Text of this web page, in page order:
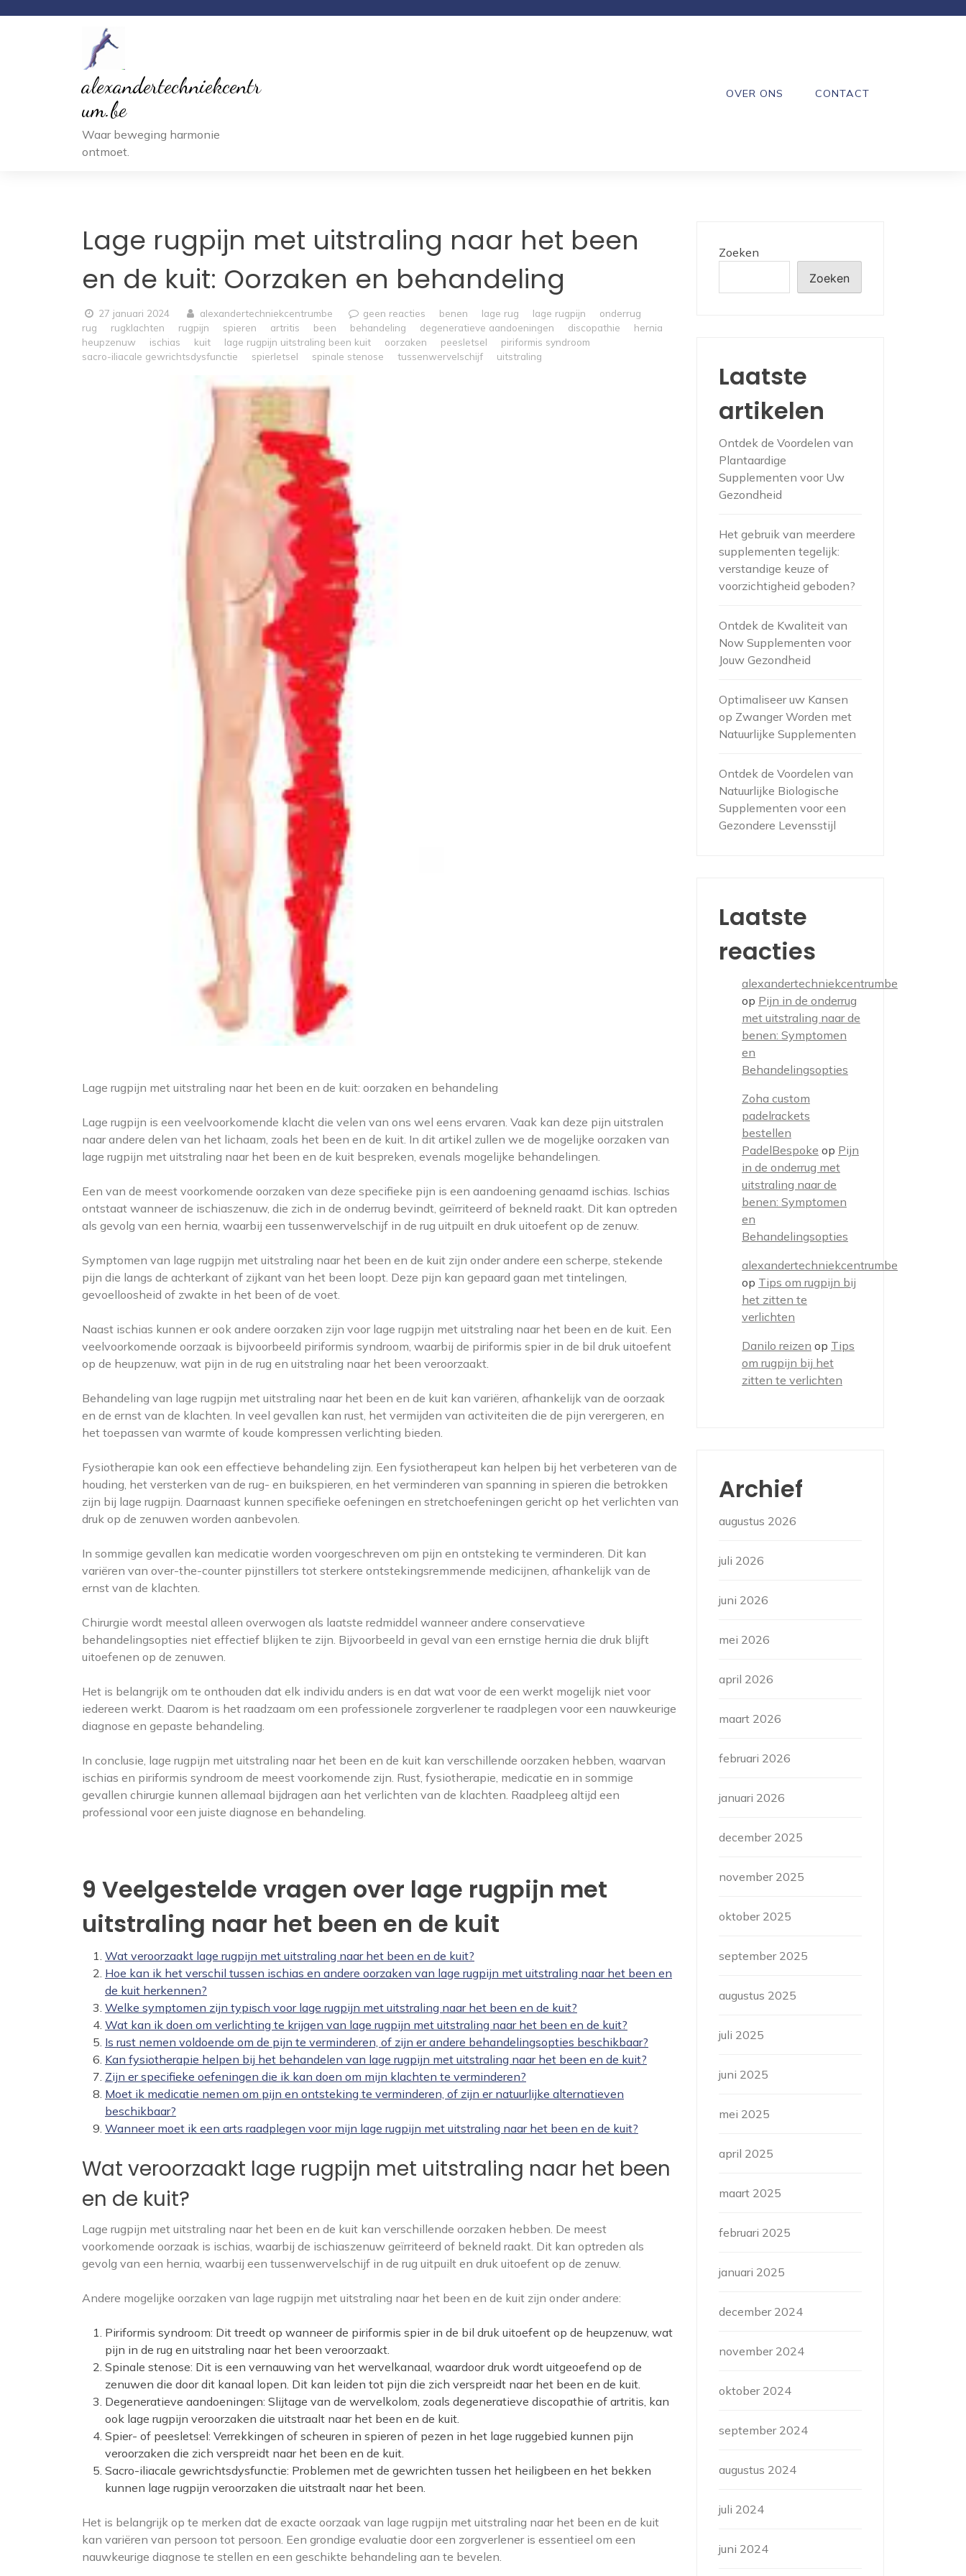
alexandertechniekcentr
um.be
Waar beweging harmonie
ontmoet.
OVER ONS CONTACT
Lage rugpijn met uitstraling naar het been
en de kuit: Oorzaken en behandeling
27 januari 2024 alexandertechniekcentrumbe geen reacties benen lage rug lage rugpijn
onderrug
rug
rugklachten rugpijn spieren artritis been behandeling degeneratieve aandoeningen discopathie
hernia
heupzenuw
ischias kuit lage rugpijn uitstraling been kuit oorzaken peesletsel
piriformis syndroom
sacro-iliacale gewrichtsdysfunctie
spierletsel spinale stenose tussenwervelschijf uitstraling
Lage rugpijn met uitstraling naar het been en de kuit: oorzaken en behandeling
Lage rugpijn is een veelvoorkomende klacht die velen van ons wel eens ervaren. Vaak kan deze pijn uitstralen
naar andere delen van het lichaam, zoals het been en de kuit. In dit artikel zullen we de mogelijke oorzaken van
lage rugpijn met uitstraling naar het been en de kuit bespreken, evenals mogelijke behandelingen.
Een van de meest voorkomende oorzaken van deze specifieke pijn is een aandoening genaamd ischias. Ischias
ontstaat wanneer de ischiaszenuw, die zich in de onderrug bevindt, geïrriteerd of bekneld raakt. Dit kan optreden
als gevolg van een hernia, waarbij een tussenwervelschijf in de rug uitpuilt en druk uitoefent op de zenuw.
Symptomen van lage rugpijn met uitstraling naar het been en de kuit zijn onder andere een scherpe, stekende
pijn die langs de achterkant of zijkant van het been loopt. Deze pijn kan gepaard gaan met tintelingen,
gevoelloosheid of zwakte in het been of de voet.
Naast ischias kunnen er ook andere oorzaken zijn voor lage rugpijn met uitstraling naar het been en de kuit. Een
veelvoorkomende oorzaak is bijvoorbeeld piriformis syndroom, waarbij de piriformis spier in de bil druk uitoefent
op de heupzenuw, wat pijn in de rug en uitstraling naar het been veroorzaakt.
Behandeling van lage rugpijn met uitstraling naar het been en de kuit kan variëren, afhankelijk van de oorzaak
en de ernst van de klachten. In veel gevallen kan rust, het vermijden van activiteiten die de pijn verergeren, en
het toepassen van warmte of koude kompressen verlichting bieden.
Fysiotherapie kan ook een effectieve behandeling zijn. Een fysiotherapeut kan helpen bij het verbeteren van de
houding, het versterken van de rug- en buikspieren, en het verminderen van spanning in spieren die betrokken
zijn bij lage rugpijn. Daarnaast kunnen specifieke oefeningen en stretchoefeningen gericht op het verlichten van
druk op de zenuwen worden aanbevolen.
In sommige gevallen kan medicatie worden voorgeschreven om pijn en ontsteking te verminderen. Dit kan
variëren van over-the-counter pijnstillers tot sterkere ontstekingsremmende medicijnen, afhankelijk van de
ernst van de klachten.
Chirurgie wordt meestal alleen overwogen als laatste redmiddel wanneer andere conservatieve
behandelingsopties niet effectief blijken te zijn. Bijvoorbeeld in geval van een ernstige hernia die druk blijft
uitoefenen op de zenuwen.
Het is belangrijk om te onthouden dat elk individu anders is en dat wat voor de een werkt mogelijk niet voor
iedereen werkt. Daarom is het raadzaam om een professionele zorgverlener te raadplegen voor een nauwkeurige
diagnose en gepaste behandeling.
In conclusie, lage rugpijn met uitstraling naar het been en de kuit kan verschillende oorzaken hebben, waarvan
ischias en piriformis syndroom de meest voorkomende zijn. Rust, fysiotherapie, medicatie en in sommige
gevallen chirurgie kunnen allemaal bijdragen aan het verlichten van de klachten. Raadpleeg altijd een
professional voor een juiste diagnose en behandeling.
9 Veelgestelde vragen over lage rugpijn met
uitstraling naar het been en de kuit
Wat veroorzaakt lage rugpijn met uitstraling naar het been en de kuit?
Hoe kan ik het verschil tussen ischias en andere oorzaken van lage rugpijn met uitstraling naar het been en
de kuit herkennen?
Welke symptomen zijn typisch voor lage rugpijn met uitstraling naar het been en de kuit?
Wat kan ik doen om verlichting te krijgen van lage rugpijn met uitstraling naar het been en de kuit?
Is rust nemen voldoende om de pijn te verminderen, of zijn er andere behandelingsopties beschikbaar?
Kan fysiotherapie helpen bij het behandelen van lage rugpijn met uitstraling naar het been en de kuit?
Zijn er specifieke oefeningen die ik kan doen om mijn klachten te verminderen?
Moet ik medicatie nemen om pijn en ontsteking te verminderen, of zijn er natuurlijke alternatieven
beschikbaar?
Wanneer moet ik een arts raadplegen voor mijn lage rugpijn met uitstraling naar het been en de kuit?
Wat veroorzaakt lage rugpijn met uitstraling naar het been
en de kuit?
Lage rugpijn met uitstraling naar het been en de kuit kan verschillende oorzaken hebben. De meest
voorkomende oorzaak is ischias, waarbij de ischiaszenuw geïrriteerd of bekneld raakt. Dit kan optreden als
gevolg van een hernia, waarbij een tussenwervelschijf in de rug uitpuilt en druk uitoefent op de zenuw.
Andere mogelijke oorzaken van lage rugpijn met uitstraling naar het been en de kuit zijn onder andere:
Piriformis syndroom: Dit treedt op wanneer de piriformis spier in de bil druk uitoefent op de heupzenuw, wat
pijn in de rug en uitstraling naar het been veroorzaakt.
Spinale stenose: Dit is een vernauwing van het wervelkanaal, waardoor druk wordt uitgeoefend op de
zenuwen die door dit kanaal lopen. Dit kan leiden tot pijn die zich verspreidt naar het been en de kuit.
Degeneratieve aandoeningen: Slijtage van de wervelkolom, zoals degeneratieve discopathie of artritis, kan
ook lage rugpijn veroorzaken die uitstraalt naar het been en de kuit.
Spier- of peesletsel: Verrekkingen of scheuren in spieren of pezen in het lage ruggebied kunnen pijn
veroorzaken die zich verspreidt naar het been en de kuit.
Sacro-iliacale gewrichtsdysfunctie: Problemen met de gewrichten tussen het heiligbeen en het bekken
kunnen lage rugpijn veroorzaken die uitstraalt naar het been.
Het is belangrijk op te merken dat de exacte oorzaak van lage rugpijn met uitstraling naar het been en de kuit
kan variëren van persoon tot persoon. Een grondige evaluatie door een zorgverlener is essentieel om een
nauwkeurige diagnose te stellen en een geschikte behandeling aan te bevelen.
Zoeken
Zoeken
Laatste
artikelen
Ontdek de Voordelen van
Plantaardige
Supplementen voor Uw
Gezondheid
Het gebruik van meerdere
supplementen tegelijk:
verstandige keuze of
voorzichtigheid geboden?
Ontdek de Kwaliteit van
Now Supplementen voor
Jouw Gezondheid
Optimaliseer uw Kansen
op Zwanger Worden met
Natuurlijke Supplementen
Ontdek de Voordelen van
Natuurlijke Biologische
Supplementen voor een
Gezondere Levensstijl
Laatste
reacties
alexandertechniekcentrumbe
op Pijn in de onderrug
met uitstraling naar de
benen: Symptomen
en
Behandelingsopties
Zoha custom
padelrackets
bestellen
PadelBespoke op Pijn
in de onderrug met
uitstraling naar de
benen: Symptomen
en
Behandelingsopties
alexandertechniekcentrumbe
op Tips om rugpijn bij
het zitten te
verlichten
Danilo reizen op Tips
om rugpijn bij het
zitten te verlichten
Archief
augustus 2026
juli 2026
juni 2026
mei 2026
april 2026
maart 2026
februari 2026
januari 2026
december 2025
november 2025
oktober 2025
september 2025
augustus 2025
juli 2025
juni 2025
mei 2025
april 2025
maart 2025
februari 2025
januari 2025
december 2024
november 2024
oktober 2024
september 2024
augustus 2024
juli 2024
juni 2024